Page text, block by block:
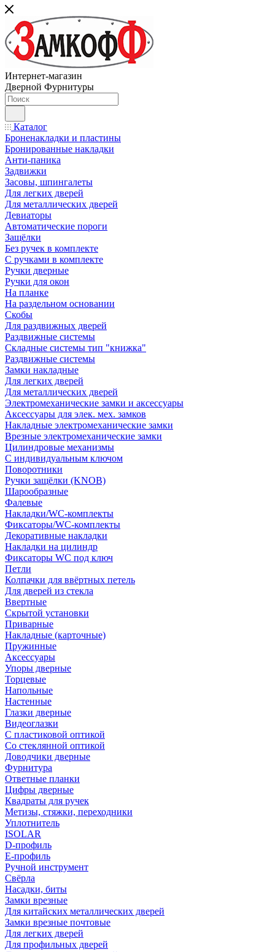
Интернет-магазин
Дверной Фурнитуры
Каталог
Броненакладки и пластины
Бронированные накладки
Анти-паника
Задвижки
Засовы, шпингалеты
Для легких дверей
Для металлических дверей
Девиаторы
Автоматические пороги
Защёлки
Без ручек в комплекте
С ручками в комплекте
Ручки дверные
Ручки для окон
На планке
На раздельном основании
Скобы
Для раздвижных дверей
Раздвижные системы
Складные системы тип "книжка"
Раздвижные системы
Замки накладные
Для легких дверей
Для металлических дверей
Электромеханические замки и аксессуары
Аксессуары для элек. мех. замков
Накладные электромеханические замки
Врезные электромеханические замки
Цилиндровые механизмы
С индивидуальным ключом
Поворотники
Ручки защёлки (KNOB)
Шарообразные
Фалевые
Накладки/WC-комплекты
Фиксаторы/WC-комплекты
Декоративные накладки
Накладки на цилиндр
Фиксаторы WC под ключ
Петли
Колпачки для ввёртных петель
Для дверей из стекла
Ввертные
Скрытой установки
Приварные
Накладные (карточные)
Пружинные
Аксессуары
Упоры дверные
Торцевые
Напольные
Настенные
Глазки дверные
Видеоглазки
С пластиковой оптикой
Со стеклянной оптикой
Доводчики дверные
Фурнитура
Ответные планки
Цифры дверные
Квадраты для ручек
Метизы, стяжки, переходники
Уплотнитель
ISOLAR
D-профиль
Е-профиль
Ручной инструмент
Свёрла
Насадки, биты
Замки врезные
Для китайских металлических дверей
Замки врезные почтовые
Для легких дверей
Для профильных дверей